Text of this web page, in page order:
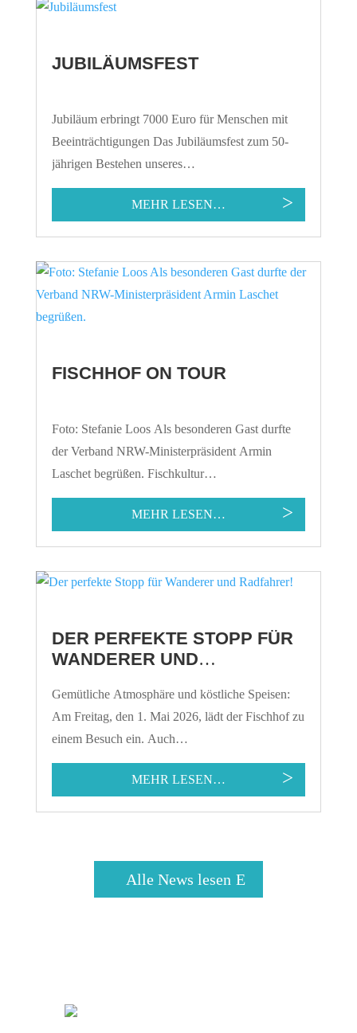
JUBILÄUMSFEST
Jubiläum erbringt 7000 Euro für Menschen mit
Beeinträchtigungen Das Jubiläumsfest zum 50-
jährigen Bestehen unseres…
MEHR LESEN…
FISCHHOF ON TOUR
Foto: Stefanie Loos Als besonderen Gast durfte
der Verband NRW-Ministerpräsident Armin
Laschet begrüßen. Fischkultur…
MEHR LESEN…
DER PERFEKTE STOPP FÜR
WANDERER UND
Gemütliche Atmosphäre und köstliche Speisen:
Am Freitag, den 1. Mai 2026, lädt der Fischhof zu
einem Besuch ein. Auch…
MEHR LESEN…
Alle News lesen